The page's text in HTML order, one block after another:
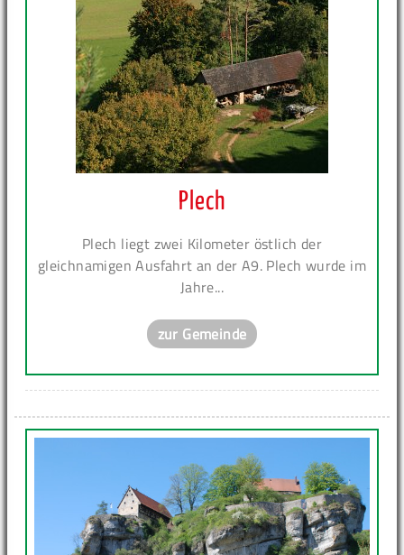
Plech
Plech liegt zwei Kilometer östlich der
gleichnamigen Ausfahrt an der A9. Plech wurde im
Jahre...
zur Gemeinde